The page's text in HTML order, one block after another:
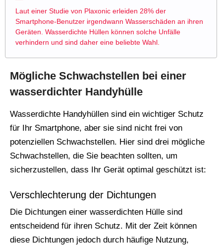
Laut einer Studie von Plaxonic erleiden 28% der
Smartphone-Benutzer irgendwann Wasserschäden an ihren
Geräten. Wasserdichte Hüllen können solche Unfälle
verhindern und sind daher eine beliebte Wahl.
Mögliche Schwachstellen bei einer
wasserdichter Handyhülle
Wasserdichte Handyhüllen sind ein wichtiger Schutz
für Ihr Smartphone, aber sie sind nicht frei von
potenziellen Schwachstellen. Hier sind drei mögliche
Schwachstellen, die Sie beachten sollten, um
sicherzustellen, dass Ihr Gerät optimal geschützt ist:
Verschlechterung der Dichtungen
Die Dichtungen einer wasserdichten Hülle sind
entscheidend für ihren Schutz. Mit der Zeit können
diese Dichtungen jedoch durch häufige Nutzung,